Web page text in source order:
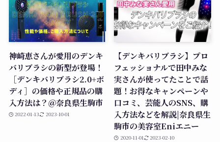
神崎恵さんが愛用のデンキ
バリブラシの新型が登場！
［デンキバリブラシ2.0+ボ
ディ］の価格や正規品の購
入方法は？＠奈良県生駒市
2022-01-13 2023-10-01
【デンキバリブラシ】プロ
フェッショナルで田中みな
実さんが使ってたことで話
題！お得なキャンペーンや
口コミ、芸能人のSNS、購
入方法などを解説|奈良県生
駒市の美容室Eniエニー
2020-11-01 2023-02-10